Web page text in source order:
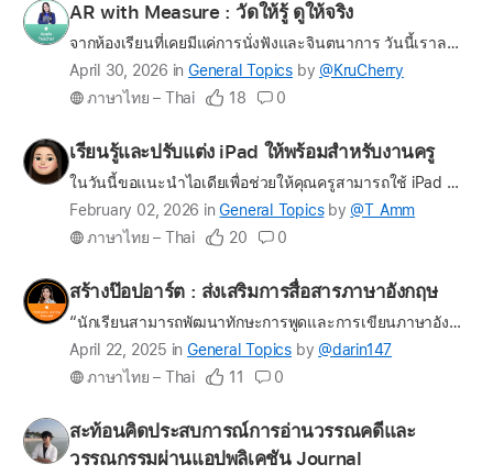
question
Profile
for
KruCherry
AR with Measure : วัดให้รู้ ดูให้จริง
จากห้องเรียนที่เคยมีแค่การนั่งฟังและจินตนาการ วันนี้เราลองเปลี่ยนมุมมองให้การเรียน “มองเห็นและจับต้องได้จริง” ผ่านเทคโนโลยี AR โดยใช้ Measure เป็นเครื่องมือพานักเรียนออกสำรวจโลกจริง วัดได้ เห็นภาพจริ…
Latest
update
question
April 30, 2026 in General Topics by @KruCherry
ภาษาไทย – Thai
18 0
Profile
for
เรียนรู้และปรับแต่ง iPad ให้พร้อมสำหรับงานครู
ในวันนี้ขอแนะนำไอเดียเพื่อช่วยให้คุณครูสามารถใช้ iPad สำหรับการสอนและการทำงานของครูได้สะดวกยิ่งขึ้น โดยวันนี้ เราจะมาเรียนรู้กันผ่าน 3 เรื่องคือ ฝึกใช้ AirDrop เพื่อส่งต่อไฟล์สื่อการสอนและเว็บไซต์สำห…
Latest
update
question
February 02, 2026 in General Topics by @T_Amm
ภาษาไทย – Thai
20 0
Profile
for
darin147
สร้างป๊อปอาร์ต : ส่งเสริมการสื่อสารภาษาอังกฤษ
“นักเรียนสามารถพัฒนาทักษะการพูดและการเขียนภาษาอังกฤษด้วยกิจกรรมง่ายๆ ในห้องเรียนโดยใช้แอปรูปภาพและการบันทึกหน้าจอ” แนวคิด ทักษะการพูดพัฒนาผ่านกิจกรรมที่เกิดขึ้นจริงในชีวิตประจําวันของนักเรียนและเปิดโ…
Latest
update
question
April 22, 2025 in General Topics by @darin147
ภาษาไทย – Thai
11 0
Profile
for
สะท้อนคิดประสบการณ์การอ่านวรรณคดีและ
วรรณกรรมผ่านแอปพลิเคชัน Journal